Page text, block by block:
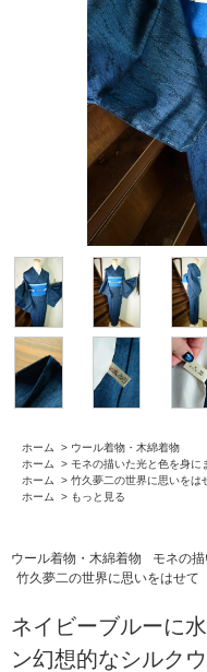
ホーム > ウール着物・木綿着物
ホーム
> モネの描いた光と色を身に
ホーム
> 竹久夢二の世界に思いをは
ホーム
> もっと見る
ウール着物・木綿着物
モネの
竹久夢二の世界に思いをはせて
ネイビーブルーに
ン幻想的なシルク